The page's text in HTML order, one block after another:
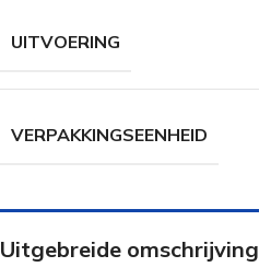
UITVOERING
VERPAKKINGSEENHEID
Uitgebreide omschrijving